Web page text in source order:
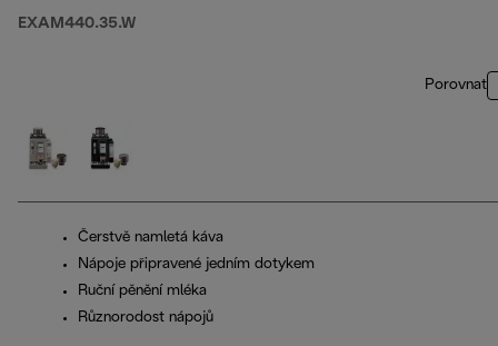
EXAM440.35.W
Porovnat
Čerstvě namletá káva
Nápoje připravené jedním dotykem
Ruční pěnění mléka
Různorodost nápojů